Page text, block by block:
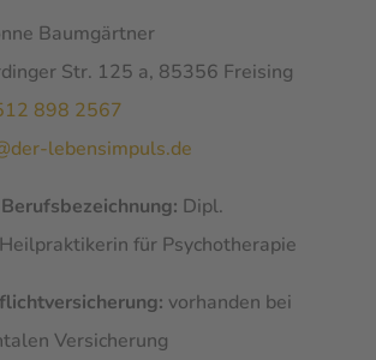
Baumgärtner
Str. 125 a, 85356 Freising
898 2567
lebensimpuls.de
Dipl.
für Psychotherapie
vorhanden bei
Versicherung